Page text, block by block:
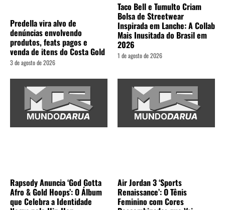
Predella vira alvo de
denúncias envolvendo
produtos, feats pagos e
venda de itens do Costa Gold
3 de agosto de 2026
Taco Bell e Tumulto Criam
Bolsa de Streetwear
Inspirada em Lanche: A Collab
Mais Inusitada do Brasil em
2026
1 de agosto de 2026
Rapsody Anuncia ‘God Gotta
Afro & Gold Hoops’: O Álbum
que Celebra a Identidade
Air Jordan 3 ‘Sports
Renaissance’: O Tênis
Feminino com Cores